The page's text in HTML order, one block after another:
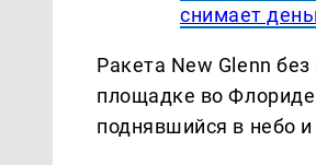
снимает
Ракета New Glenn
площадке во
поднявшийся в небо